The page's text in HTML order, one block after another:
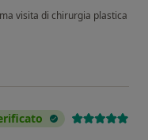
visita di chirurgia plastica